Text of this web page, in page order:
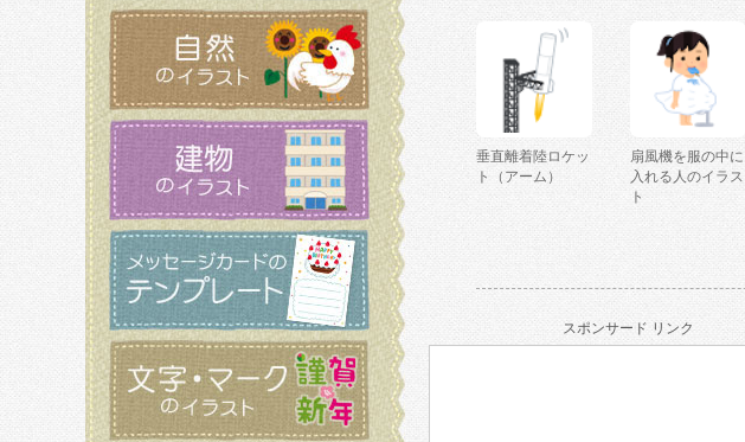
垂直離着陸ロケッ
ト（アーム）
扇風機を服の中に
入れる人のイラス
ト
スポンサード リンク